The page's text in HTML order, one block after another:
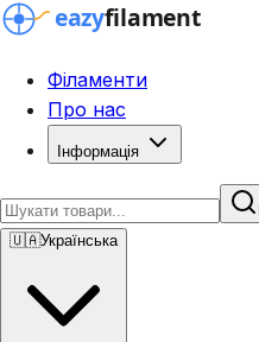
Філаменти
Про нас
Інформація
🇺🇦Українська